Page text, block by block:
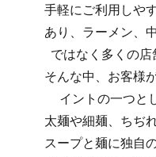
手軽にご利用しや
あり、ラーメン、
ではなく多くの店
そんな中、お客様
イントの一つと
太麺や細麺、ちぢ
スープと麺に独自